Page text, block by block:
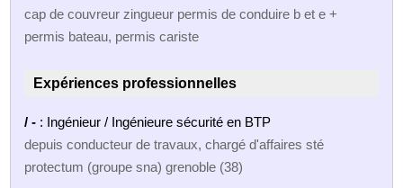
cap de couvreur zingueur permis de conduire b et e +
permis bateau, permis cariste
Expériences professionnelles
/ - : Ingénieur / Ingénieure sécurité en BTP
depuis conducteur de travaux, chargé d'affaires sté
protectum (groupe sna) grenoble (38)